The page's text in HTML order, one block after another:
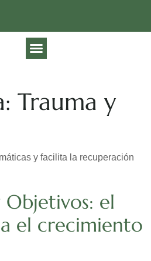
Trauma y
y facilita la recuperación
Objetivos: el
el crecimiento